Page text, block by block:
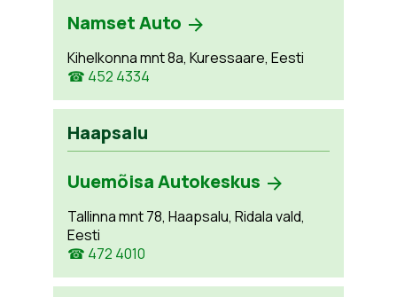
Namset Auto
Kihelkonna mnt 8a, Kuressaare, Eesti
☎ 452 4334
Haapsalu
Uuemõisa Autokeskus
Tallinna mnt 78, Haapsalu, Ridala vald,
Eesti
☎ 472 4010